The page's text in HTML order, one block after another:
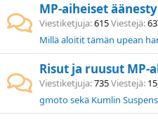
MP-aiheiset
Viestiketjuja 615Viestejä
Millä aloitit tämän upean
Risut ja ruusut MP-
Viestiketjuja 735Viestejä
gmoto sekä Kumlin